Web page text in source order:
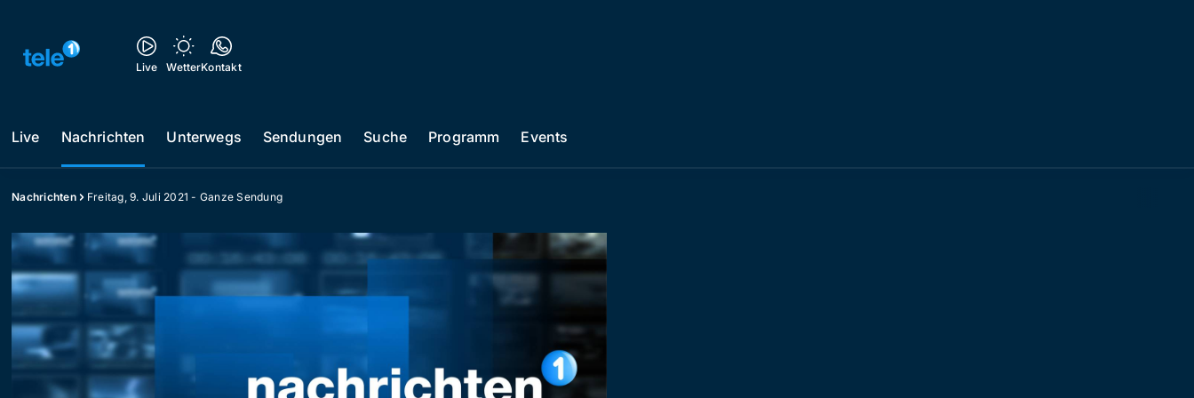
Live WetterKontakt
Live Nachrichten Unterwegs Sendungen Suche Programm Events
Nachrichten Freitag, 9. Juli 2021 - Ganze Sendung